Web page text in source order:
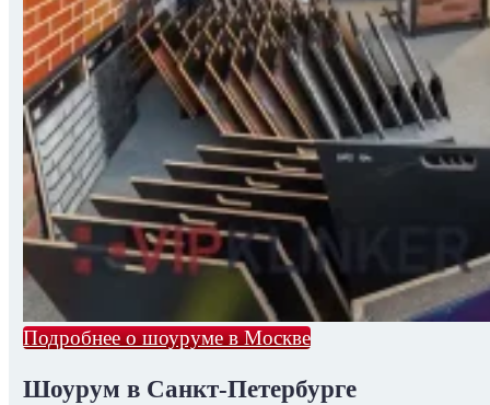
Подробнее о шоуруме в Москве
Шоурум в Санкт-Петербурге